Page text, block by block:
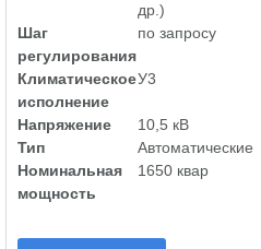
др.)
Шаг
регулирования
по запросу
Климатическое
исполнение
У3
Напряжение
10,5 кВ
Тип
Автоматические
Номинальная
мощность
1650 квар